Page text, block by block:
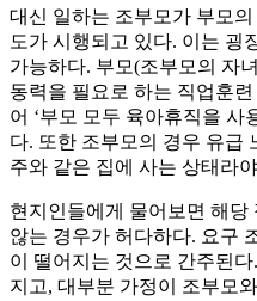
대신 일하는 조부모가 부모
도가 시행되고 있다. 이는 굉
가능하다. 부모(조부모의 자
동력을 필요로 하는 직업훈
어 ‘부모 모두 육아휴직을 사
다. 또한 조부모의 경우 유급
주와 같은 집에 사는 상태라
현지인들에게 물어보면 해당
않는 경우가 허다하다. 요구
이 떨어지는 것으로 간주된
지고, 대부분 가정이 조부모